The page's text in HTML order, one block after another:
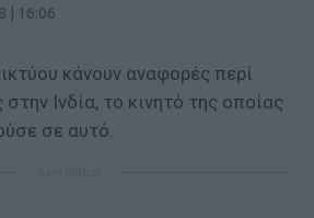
| 16:06
κάνουν αναφορές περί
Ινδία, το κινητό της οποίας
σε αυτό.